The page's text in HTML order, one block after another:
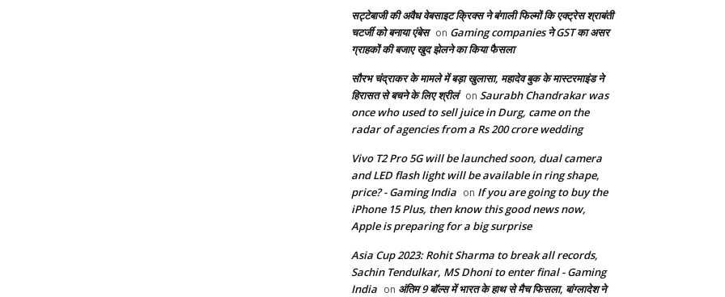
सट्टेबाजी की अवैध वेबसाइट क्रिक्स ने बंगाली फिल्मों कि एक्ट्रेस श्राबंती
चटर्जी को बनाया एंबेस on Gaming companies ने GST का असर
ग्राहकों की बजाए खुद झेलने का किया फैसला
सौरभ चंद्राकर के मामले में बड़ा खुलासा, महादेव बुक के मास्टरमाइंड ने
हिरासत से बचने के लिए श्रीलं on Saurabh Chandrakar was
once who used to sell juice in Durg, came on the
radar of agencies from a Rs 200 crore wedding
Vivo T2 Pro 5G will be launched soon, dual camera
and LED flash light will be available in ring shape,
price? - Gaming India on If you are going to buy the
iPhone 15 Plus, then know this good news now,
Apple is preparing for a big surprise
Asia Cup 2023: Rohit Sharma to break all records,
Sachin Tendulkar, MS Dhoni to enter final - Gaming
India on अंतिम 9 बॉल्स में भारत के हाथ से मैच फिसला, बांग्लादेश ने